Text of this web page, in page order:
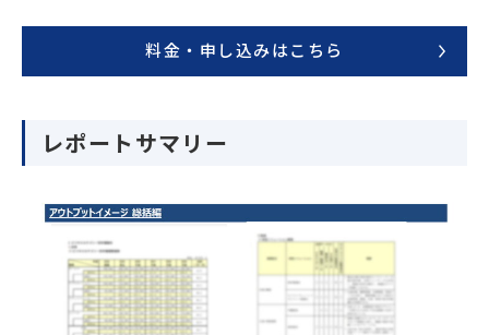
料金・申し込みはこちら
レポートサマリー